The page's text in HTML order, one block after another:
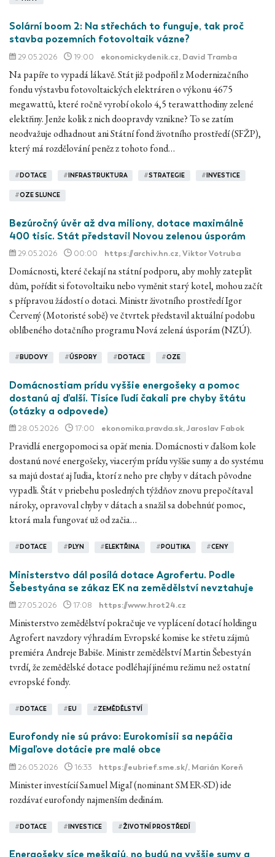
Solární boom 2: Na střechách to funguje, tak proč
stavba pozemních fotovoltaik vázne?
29.05.2026 19:00 ekonomickydenik.cz, David Tramba
Na papíře to vypadá lákavě. Stát již podpořil z Modernizačního
fondu výstavbu fotovoltaických elektráren o výkonu 4675
megawattů, které ročně vyrobí okolo 4,5 terawatthodiny zelené
elektřiny. Jenže kolik z nich doopravdy vznikne? To se zatím
neodvažuje odhadnout ani Státní fond životního prostředí (SFŽP),
který má rozdělování peněz z tohoto fond…
# DOTACE # INFRASTRUKTURA #STRATEGIE # INVESTICE
#OZE SLUNCE
Bezúročný úvěr až dva miliony, dotace maximálně
400 tisíc. Stát představil Novou zelenou úsporám
29.05.2026 00:00 https://archiv.hn.cz, Viktor Votruba
Domácnosti, které čekají na státní podporu, aby mohly zateplit
dům, pořídit si fotovoltaiku nebo vyměnit starý kotel, mohou začít
s přípravou žádostí o dotaci. Ministr životního prostředí Igor
Červený (Motoristé sobě) ve čtvrtek představil aktuální podobu
oblíbeného dotačního programu Nová zelená úsporám (NZÚ).
# BUDOVY #ÚSPORY # DOTACE #OZE
Domácnostiam prídu vyššie energošeky a pomoc
dostanú aj ďalší. Tisíce ľudí čakali pre chyby štátu
(otázky a odpovede)
28.05.2026 17:00 ekonomika.pravda.sk, Jaroslav Fabok
Pravidlá energopomoci sa opäť menia. Domácnosti v ďalšom kole
dostanú nové energošeky, viacerým prídu vyššie sumy a do systému
sa majú dostať aj ľudia, ktorí z neho pre chyby v dátach pôvodne
vypadli. Štát v priebehu posledných týždňov znovu prepočítaval
nároky, opravoval chyby v dátach a snažil sa dobehnúť pomoc,
ktorá mala fungovať už od začia…
# DOTACE # PLYN # ELEKTŘINA # POLITIKA #CENY
Ministerstvo dál posílá dotace Agrofertu. Podle
Šebestyána se zákaz EK na zemědělství nevztahuje
27.05.2026 17:08 https://www.hrot24.cz
Ministerstvo zemědělství pokračuje ve vyplácení dotací holdingu
Agrofert navzdory výhradám Evropské komise ke střetu zájmů
premiéra Andreje Babiše. Ministr zemědělství Martin Šebestyán
tvrdí, že zemědělské dotace podléhají jinému režimu než ostatní
evropské fondy.
# DOTACE # EU #ZEMĚDĚLSTVÍ
Eurofondy nie sú právo: Eurokomisii sa nepáčia
Migaľove dotácie pre malé obce
26.05.2026 16:33 https://eubrief.sme.sk/, Marián Koreň
Minister investícií Samuel Migaľ (nominant SMER-SD) ide
rozdávať eurofondy najmenším dedinám.
# DOTACE # INVESTICE #ŽIVOTNÍ PROSTŘEDÍ
Energošeky síce meškajú, no budú na vyššie sumy a